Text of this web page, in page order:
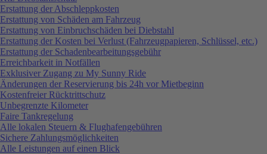
Erstattung der Abschleppkosten
Erstattung von Schäden am Fahrzeug
Erstattung von Einbruchschäden bei Diebstahl
Erstattung der Kosten bei Verlust (Fahrzeugpapieren, Schlüssel, etc.)
Erstattung der Schadenbearbeitungsgebühr
Erreichbarkeit in Notfällen
Exklusiver Zugang zu My Sunny Ride
Änderungen der Reservierung bis 24h vor Mietbeginn
Kostenfreier Rücktrittschutz
Unbegrenzte Kilometer
Faire Tankregelung
Alle lokalen Steuern & Flughafengebühren
Sichere Zahlungsmöglichkeiten
Alle Leistungen auf einen Blick